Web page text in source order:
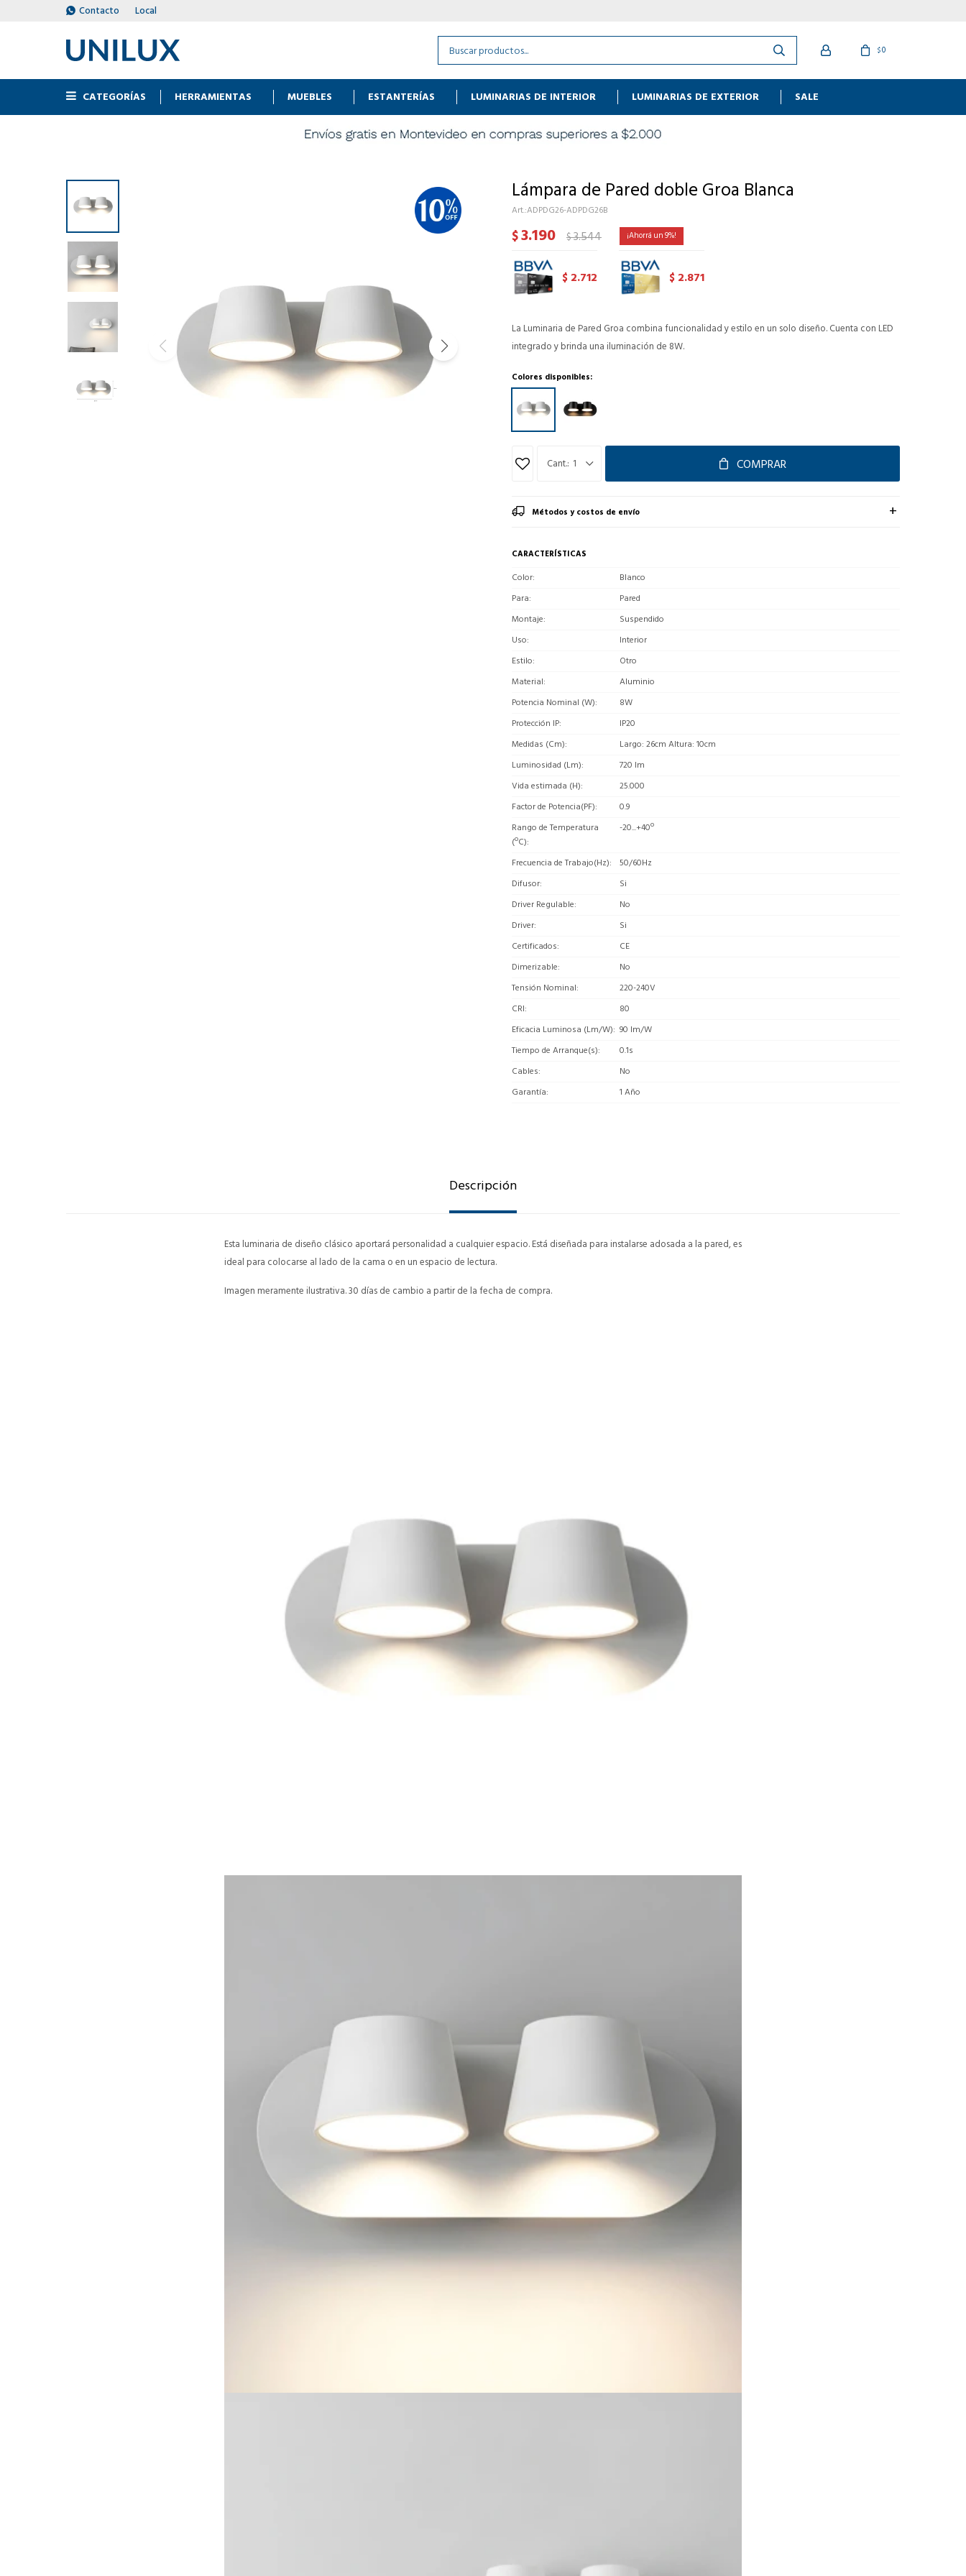
CATEGORÍAS HERRAMIENTAS MUEBLES ESTANTERÍAS LUMINARIAS DE INTERIOR LUMINARIAS DE EXTERIOR SALE
$0
Contacto Local
Lámpara de Pared doble Groa Blanca
ADPDG26-ADPDG26B
$3.190 $3.544 9
$ 2.712 $ 2.871
La Luminaria de Pared Groa combina funcionalidad y estilo en un solo diseño. Cuenta con LED
integrado y brinda una iluminación de 8W.
Colores disponibles:
1 COMPRAR
Métodos y costos de envío
CARACTERÍSTICAS
Color
Blanco
Para
Pared
Montaje
Suspendido
Uso
Interior
Estilo
Otro
Material
Aluminio
Potencia Nominal (W)
8W
Protección IP
IP20
Medidas (Cm)
Largo: 26cm Altura: 10cm
Luminosidad (Lm)
720 lm
Vida estimada (H)
25.000
Factor de Potencia(PF)
0.9
Rango de Temperatura
(ºC)
-20...+40º
Frecuencia de Trabajo(Hz)
50/60Hz
Difusor
Si
Driver Regulable
No
Driver
Si
Certificados
CE
Dimerizable
No
Tensión Nominal
220-240V
CRI
80
Eficacia Luminosa (Lm/W) 90 lm/W
Tiempo de Arranque(s)
0.1s
Cables
No
Garantía
1 Año
Descripción
Esta luminaria de diseño clásico aportará personalidad a cualquier espacio. Está diseñada para instalarse adosada a la pared, es
ideal para colocarse al lado de la cama o en un espacio de lectura.
Imagen meramente ilustrativa. 30 días de cambio a partir de la fecha de compra.